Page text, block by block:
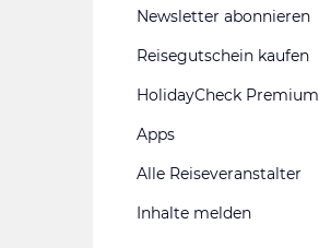
Newsletter abonnieren
Reisegutschein kaufen
HolidayCheck Premium
Apps
Alle Reiseveranstalter
Inhalte melden